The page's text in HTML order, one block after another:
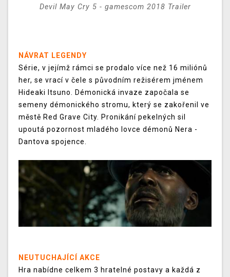
Devil May Cry 5 - gamescom 2018 Trailer
NÁVRAT LEGENDY
Série, v jejímž rámci se prodalo více než 16 miliónů
her, se vrací v čele s původním režisérem jménem
Hideaki Itsuno. Démonická invaze započala se
semeny démonického stromu, který se zakořenil ve
městě Red Grave City. Pronikání pekelných sil
upoutá pozornost mladého lovce démonů Nera -
Dantova spojence.
NEUTUCHAJÍCÍ AKCE
Hra nabídne celkem 3 hratelné postavy a každá z